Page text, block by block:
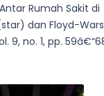
Rumah Sakit di
dan Floyd-
9, no. 1, pp.